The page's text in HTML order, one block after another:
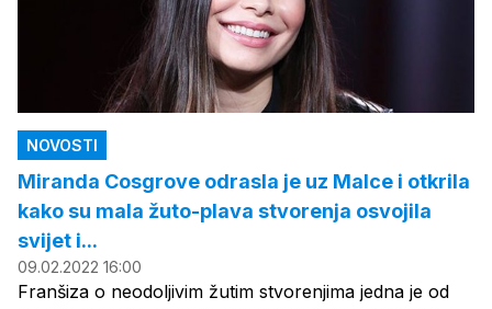
NOVOSTI
Miranda Cosgrove odrasla je uz Malce i otkrila
kako su mala žuto-plava stvorenja osvojila
svijet i...
09.02.2022 16:00
Franšiza o neodoljivim žutim stvorenjima jedna je od